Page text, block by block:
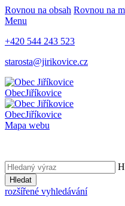
Rovnou na obsah Rovnou na
Menu
+420 544 243 523
starosta@jirikovice.cz
ObecJiříkovice
ObecJiříkovice
Mapa webu
Hledat
rozšířené vyhledávání